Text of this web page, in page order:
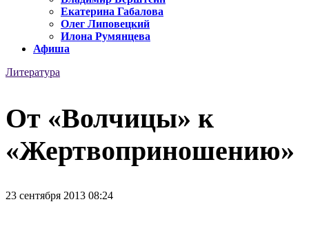
Екатерина Габалова
Олег Липовецкий
Илона Румянцева
Афиша
Литература
От «Волчицы» к
«Жертвоприношению»
23 сентября 2013 08:24